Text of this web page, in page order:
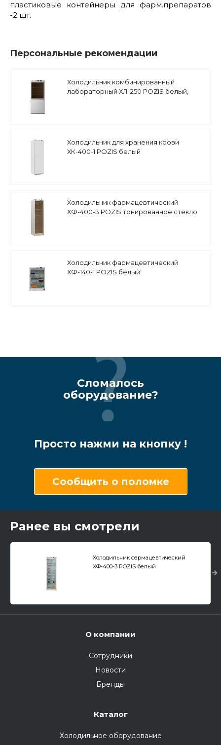
пластиковые контейнеры для фарм.препаратов
-2 шт.
Персональные рекомендации
Холодильник комбинированный
лабораторный ХЛ-250 POZIS белый,
Холодильник для хранения крови
ХК-400-1 POZIS белый
Холодильник фармацевтический
ХФ-400-3 POZIS тонированное стекло
Холодильник фармацевтический
ХФ-140-1 POZIS белый
Сломалось
оборудование?
Просто нажми на кнопку !
Сообщить о поломке
Ранее вы смотрели
Холодильник фармацевтический
ХФ-400-3 POZIS белый
О компании
Сотрудники
Новости
Бренды
Каталог
Холодильное оборудование